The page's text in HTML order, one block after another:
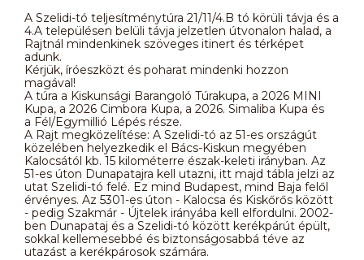
A Szelidi-tó teljesítménytúra 21/11/4.B tó körüli távja és a
4.A településen belüli távja jelzetlen útvonalon halad, a
Rajtnál mindenkinek szöveges itinert és térképet
adunk.
Kérjük, íróeszközt és poharat mindenki hozzon
magával!
A túra a Kiskunsági Barangoló Túrakupa, a 2026 MINI
Kupa, a 2026 Cimbora Kupa, a 2026. Simaliba Kupa és
a Fél/Egymillió Lépés része.
A Rajt megközelítése: A Szelidi-tó az 51-es országút
közelében helyezkedik el Bács-Kiskun megyében
Kalocsától kb. 15 kilométerre észak-keleti irányban. Az
51-es úton Dunapatajra kell utazni, itt majd tábla jelzi az
utat Szelidi-tó felé. Ez mind Budapest, mind Baja felől
érvényes. Az 5301-es úton - Kalocsa és Kiskőrős között
- pedig Szakmár - Újtelek irányába kell elfordulni. 2002-
ben Dunapataj és a Szelidi-tó között kerékpárút épült,
sokkal kellemesebbé és biztonságosabbá téve az
utazást a kerékpárosok számára.